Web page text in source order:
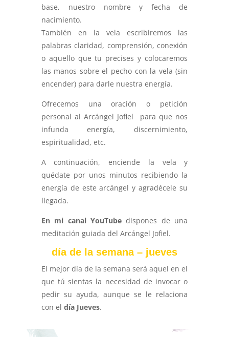
base, nuestro nombre y fecha de
nacimiento.
También en la vela escribiremos las
palabras claridad, comprensión, conexión
o aquello que tu precises y colocaremos
las manos sobre el pecho con la vela (sin
encender) para darle nuestra energía.
Ofrecemos una oración o petición
personal al Arcángel Jofiel para que nos
infunda energía, discernimiento,
espiritualidad, etc.
A continuación, enciende la vela y
quédate por unos minutos recibiendo la
energía de este arcángel y agradécele su
llegada.
En mi canal YouTubedispones de una
meditación guiada del Arcángel Jofiel.
día de la semana – jueves
El mejor día de la semana será aquel en el
que tú sientas la necesidad de invocar o
pedir su ayuda, aunque se le relaciona
con el día Jueves.